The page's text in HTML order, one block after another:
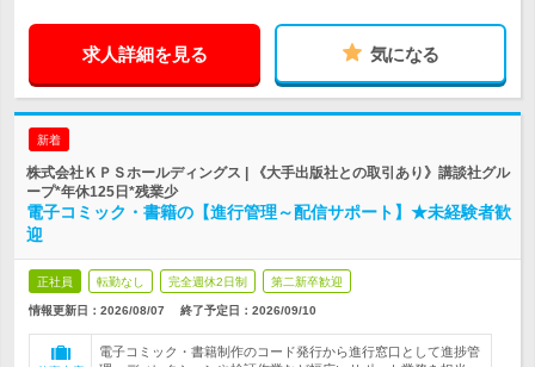
求人詳細を見る 気になる
新着
株式会社ＫＰＳホールディングス | 《大手出版社との取引あり》講談社グル
ープ*年休125日*残業少
電子コミック・書籍の【進行管理～配信サポート】★未経験者歓
迎
正社員 転勤なし 完全週休2日制 第二新卒歓迎
情報更新日：2026/08/07 終了予定日： 2026/09/10
電子コミック・書籍制作のコード発行から進行窓口として進捗管